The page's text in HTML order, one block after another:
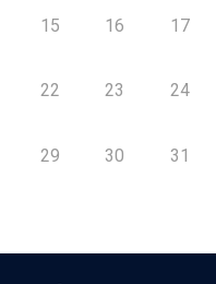
15 16 17
22 23 24
29 30 31